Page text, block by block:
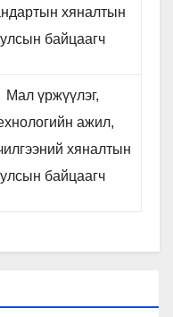
хяналтын
улсын байцаагч
Мал үржүүлэг,
ажил,
хяналтын
улсын байцаагч